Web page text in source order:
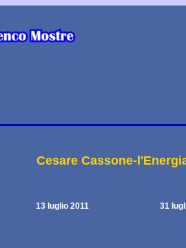
Cesare Cassone-
13 luglio 2011 31